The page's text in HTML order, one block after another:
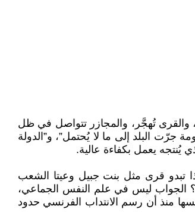
والقرى تُهجَّر، والمجازر تتواصل في ظل
جرّت البلد إلى ما لا يُحتمل”، و”الدولة
يعمل بكفاءة عالية.
تبدو قرى مثل بنت جبيل وعيتا الشعب
أنهم مواطنوها؟ الجواب ليس في علم النفس الجماعي،
منذ أن رسم الانتداب الفرنسي حدود